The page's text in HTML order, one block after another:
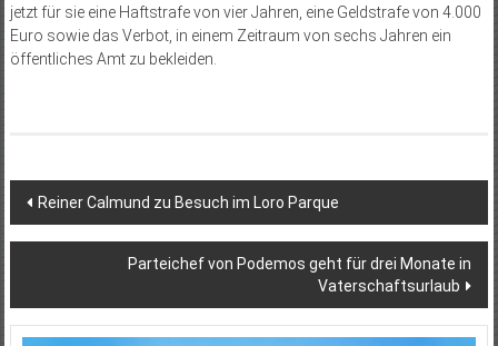
jetzt für sie eine Haftstrafe von vier Jahren, eine Geldstrafe von 4.000
Euro sowie das Verbot, in einem Zeitraum von sechs Jahren ein
öffentliches Amt zu bekleiden.
Beitragsnavigation
Reiner Calmund zu Besuch im Loro Parque
Parteichef von Podemos geht für drei Monate in
Vaterschaftsurlaub